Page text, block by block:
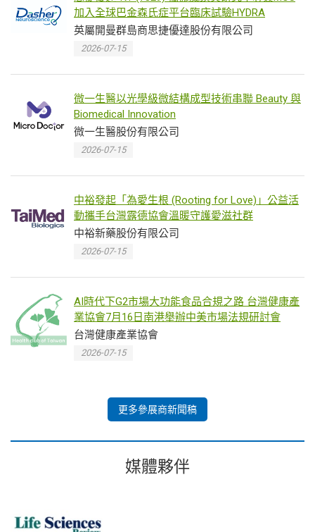
加入全球巴金森氏症平台臨床試驗HYDRA
英屬開曼群島商思捷優達股份有限公司
2026-07-15
微一生醫以光學級微結構成型技術串聯 Beauty 與
Biomedical Innovation
微一生醫股份有限公司
2026-07-15
中裕發起「為愛生根 (Rooting for Love)」公益活
動攜手台灣露德協會溫暖守護愛滋社群
中裕新藥股份有限公司
2026-07-15
AI時代下G2市場大功能食品合規之路 台灣健康產
業協會7月16日南港舉辦中美市場法規研討會
台灣健康產業協會
2026-07-15
更多參展商新聞稿
媒體夥伴